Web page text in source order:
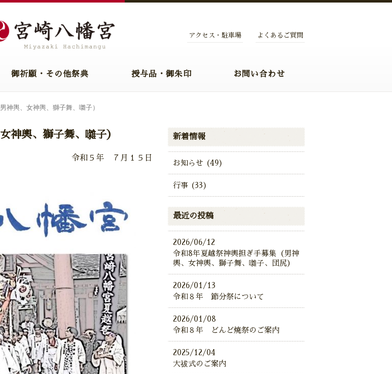
アクセス・駐車場 よくあるご質問
御祈願・その他祭典 授与品・御朱印 お問い合わせ
輿、女神輿、獅子舞、囃子）
神輿、獅子舞、囃子）
令和５年 ７月１５日
新着情報
お知らせ (49)
行事 (33)
最近の投稿
2026/06/12
令和8年夏越祭神輿担ぎ手募集（男神
輿、女神輿、獅子舞、囃子、団尻）
2026/01/13
令和８年 節分祭について
2026/01/08
令和８年 どんど焼祭のご案内
2025/12/04
大祓式のご案内